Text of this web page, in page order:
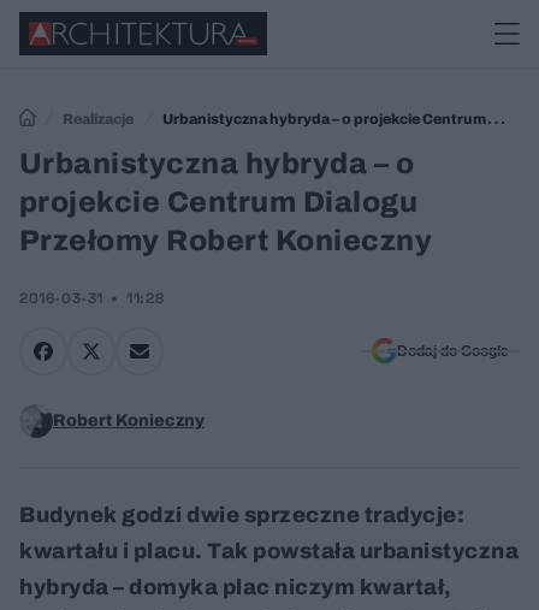
Realizacje
Urbanistyczna hybryda – o projekcie Centrum
Dialogu Przełomy Robert Konieczny
Urbanistyczna hybryda – o
projekcie Centrum Dialogu
Przełomy Robert Konieczny
2016-03-31 11:28
Dodaj do Google
Robert Konieczny
Budynek godzi dwie sprzeczne tradycje:
kwartału i placu. Tak powstała urbanistyczna
hybryda – domyka plac niczym kwartał,